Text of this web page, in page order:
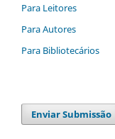
Para Leitores
Para Autores
Para Bibliotecários
Enviar Submissão